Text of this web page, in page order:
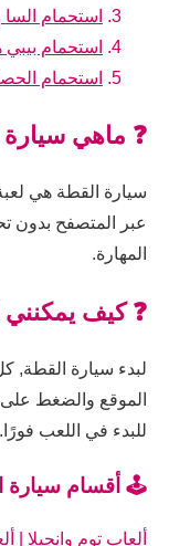
استحمام السا
استحمام
استحمام
❓ ماهي
سيارة القطة هي
عبر المتصفح بدون
المهارة.
❓ كيف يمكنني
لبدء سيارة القطة,
الموقع والضغط على
للبدء في اللعب فورًا.
🕹️ أقسام سيارة
ألعاب توم وانجيلا